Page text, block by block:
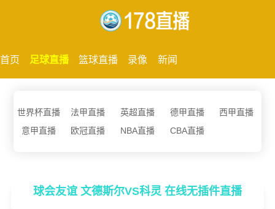
首页 足球直播 篮球直播 录像 新闻
世界杯直播 法甲直播 英超直播 德甲直播
西甲直播
意甲直播
欧冠直播 NBA直播 CBA直播
球会友谊 文德斯尔VS科灵 在线无插件直播